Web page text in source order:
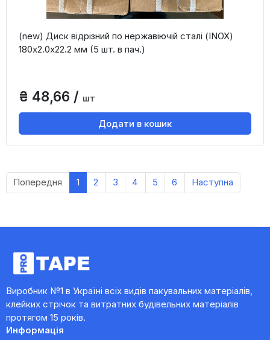
(new) Диск відрізний по нержавіючій сталі (INOX)
180х2.0х22.2 мм (5 шт. в пач.)
₴ 48,66 / шт
Додати в кошик
Попередня 1 2 3 4 5 6 Наступна
Виробник №1 в Україні всіх видів пакувальних матеріалів,
клейких стрічок та витратних будівельних матеріалів
протягом 15 років.
Информація